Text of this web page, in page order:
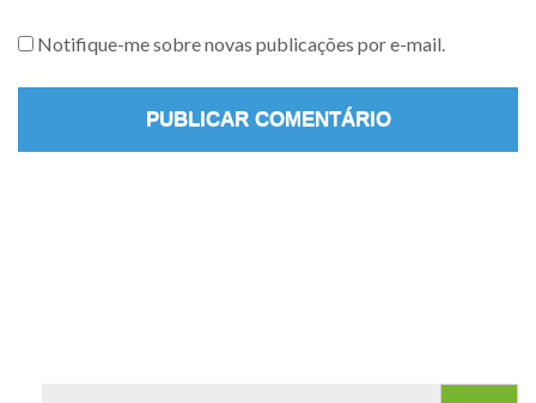
Notifique-me sobre novas publicações por e-mail.